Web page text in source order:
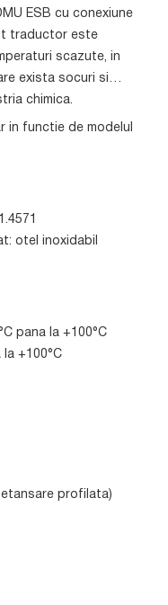
ESB cu conexiune
traductor este
scazute, in
exista socuri si
chimica.
in functie de modelul
otel inoxidabil
pana la +100°C
la +100°C
profilata)